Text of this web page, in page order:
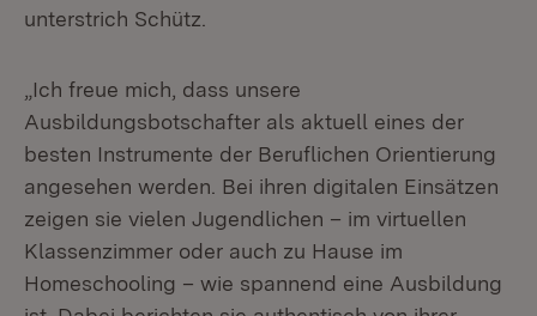
unterstrich Schütz.
„Ich freue mich, dass unsere
Ausbildungsbotschafter als aktuell eines der
besten Instrumente der Beruflichen Orientierung
angesehen werden. Bei ihren digitalen Einsätzen
zeigen sie vielen Jugendlichen – im virtuellen
Klassenzimmer oder auch zu Hause im
Homeschooling – wie spannend eine Ausbildung